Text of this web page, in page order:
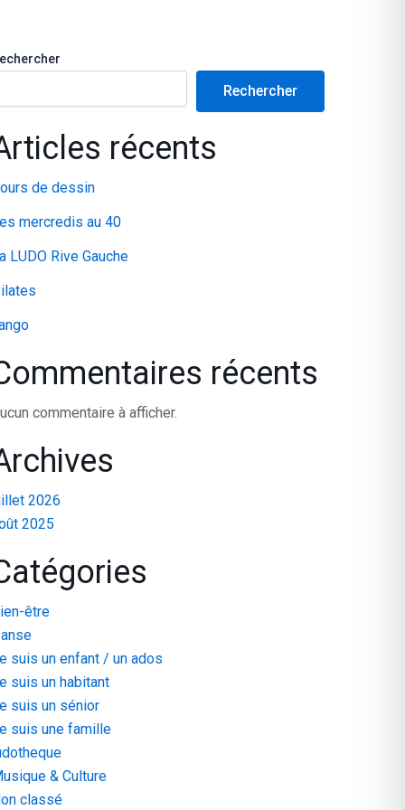
Rechercher
récents
de dessin
mercredis au 40
LUDO Rive Gauche
récents
commentaire à afficher.
2026
2025
être
suis un enfant / un ados
suis un habitant
suis un sénior
suis une famille
& Culture
classé